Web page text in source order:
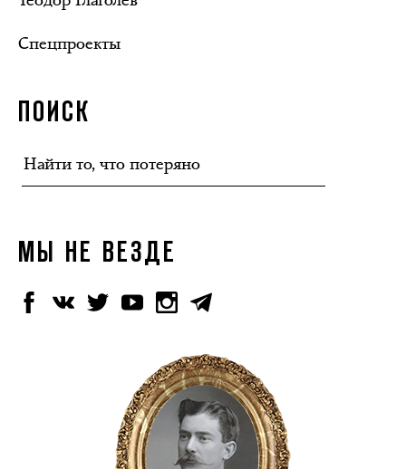
Спецпроекты
ПОИСК
МЫ НЕ ВЕЗДЕ